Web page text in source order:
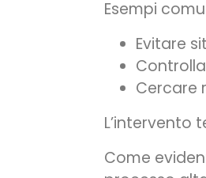
Esempi
Evitare
Cercare
L’intervento
Come